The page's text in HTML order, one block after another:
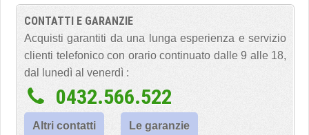
CONTATTI E GARANZIE
Acquisti garantiti da una lunga esperienza e servizio
clienti telefonico con orario continuato dalle 9 alle 18,
dal lunedì al venerdì :
0432.566.522
Altri contatti Le garanzie